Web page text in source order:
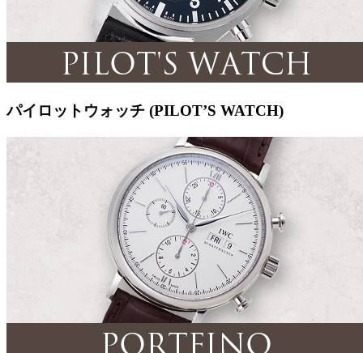
パイロットウォッチ (PILOT’S WATCH)